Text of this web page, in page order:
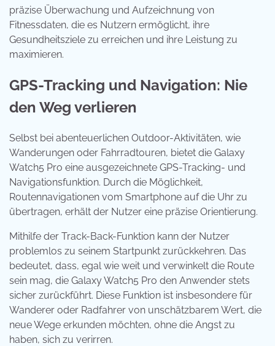
präzise Überwachung und Aufzeichnung von
Fitnessdaten, die es Nutzern ermöglicht, ihre
Gesundheitsziele zu erreichen und ihre Leistung zu
maximieren.
GPS-Tracking und Navigation: Nie
den Weg verlieren
Selbst bei abenteuerlichen Outdoor-Aktivitäten, wie
Wanderungen oder Fahrradtouren, bietet die Galaxy
Watch5 Pro eine ausgezeichnete GPS-Tracking- und
Navigationsfunktion. Durch die Möglichkeit,
Routennavigationen vom Smartphone auf die Uhr zu
übertragen, erhält der Nutzer eine präzise Orientierung.
Mithilfe der Track-Back-Funktion kann der Nutzer
problemlos zu seinem Startpunkt zurückkehren. Das
bedeutet, dass, egal wie weit und verwinkelt die Route
sein mag, die Galaxy Watch5 Pro den Anwender stets
sicher zurückführt. Diese Funktion ist insbesondere für
Wanderer oder Radfahrer von unschätzbarem Wert, die
neue Wege erkunden möchten, ohne die Angst zu
haben, sich zu verirren.